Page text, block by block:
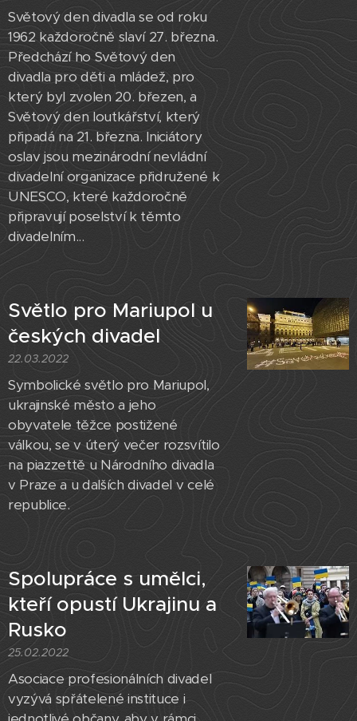
Světový den divadla se od roku
1962 každoročně slaví 27. března.
Předchází ho Světový den
divadla pro děti a mládež, pro
který byl zvolen 20. březen, a
Světový den loutkářství, který
připadá na 21. března. Iniciátory
oslav jsou mezinárodní nevládní
divadelní organizace přidružené k
UNESCO, které každoročně
připravují poselství k těmto
divadelním...
Světlo pro Mariupol u
českých divadel
22.03.2022
Symbolické světlo pro Mariupol,
ukrajinské město a jeho
obyvatele těžce postižené
válkou, se v úterý večer rozsvítilo
na piazzettě u Národního divadla
v Praze a u dalších divadel v celé
republice.
Spolupráce s umělci,
kteří opustí Ukrajinu a
Rusko
25.02.2022
Asociace profesionálních divadel
vyzývá spřátelené instituce i